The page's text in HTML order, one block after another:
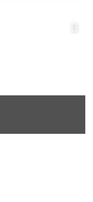
condições de vento e de